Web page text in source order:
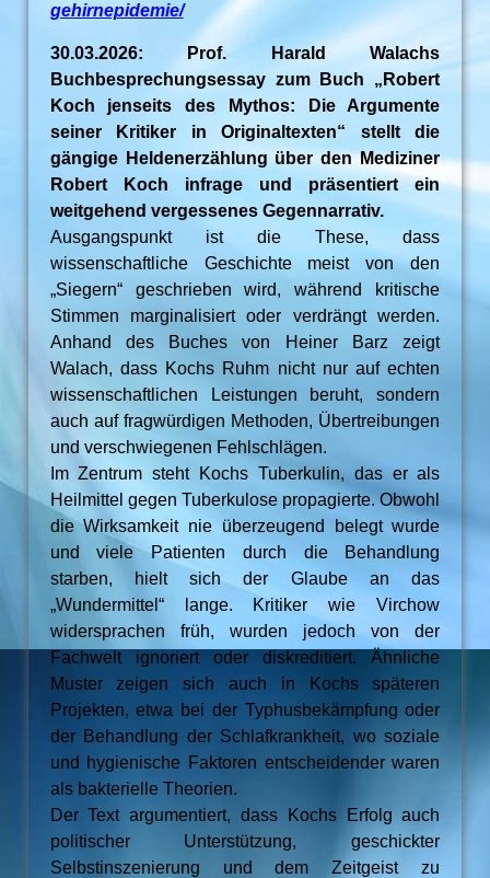
gehirnepidemie/
30.03.2026: Prof. Harald Walachs
Buchbesprechungsessay zum Buch „Robert
Koch jenseits des Mythos: Die Argumente
seiner Kritiker in Originaltexten“ stellt die
gängige Heldenerzählung über den Mediziner
Robert Koch infrage und präsentiert ein
weitgehend vergessenes Gegennarrativ.
Ausgangspunkt ist die These, dass
wissenschaftliche Geschichte meist von den
„Siegern“ geschrieben wird, während kritische
Stimmen marginalisiert oder verdrängt werden.
Anhand des Buches von Heiner Barz zeigt
Walach, dass Kochs Ruhm nicht nur auf echten
wissenschaftlichen Leistungen beruht, sondern
auch auf fragwürdigen Methoden, Übertreibungen
und verschwiegenen Fehlschlägen.
Im Zentrum steht Kochs Tuberkulin, das er als
Heilmittel gegen Tuberkulose propagierte. Obwohl
die Wirksamkeit nie überzeugend belegt wurde
und viele Patienten durch die Behandlung
starben, hielt sich der Glaube an das
„Wundermittel“ lange. Kritiker wie Virchow
widersprachen früh, wurden jedoch von der
Fachwelt ignoriert oder diskreditiert. Ähnliche
Muster zeigen sich auch in Kochs späteren
Projekten, etwa bei der Typhusbekämpfung oder
der Behandlung der Schlafkrankheit, wo soziale
und hygienische Faktoren entscheidender waren
als bakterielle Theorien.
Der Text argumentiert, dass Kochs Erfolg auch
politischer Unterstützung, geschickter
Selbstinszenierung und dem Zeitgeist zu